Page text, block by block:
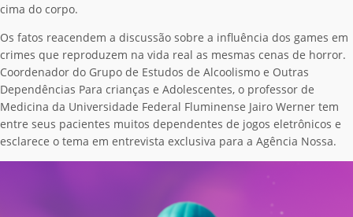
cima do corpo.
Os fatos reacendem a discussão sobre a influência dos games em
crimes que reproduzem na vida real as mesmas cenas de horror.
Coordenador do Grupo de Estudos de Alcoolismo e Outras
Dependências Para crianças e Adolescentes, o professor de
Medicina da Universidade Federal Fluminense Jairo Werner tem
entre seus pacientes muitos dependentes de jogos eletrônicos e
esclarece o tema em entrevista exclusiva para a Agência Nossa.